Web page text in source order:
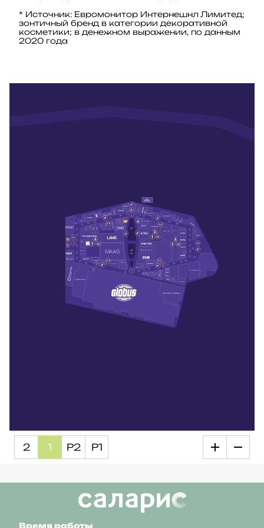
* Источник: Евромонитор Интернешнл Лимитед;
зонтичный бренд в категории декоративной
косметики; в денежном выражении, по данным
2020 года
2 1 Р2 Р1
Время работы